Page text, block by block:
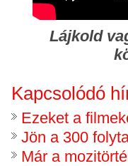
Lájkold
Kapcsolódó
Ezeket a
Jön a 300
Már a